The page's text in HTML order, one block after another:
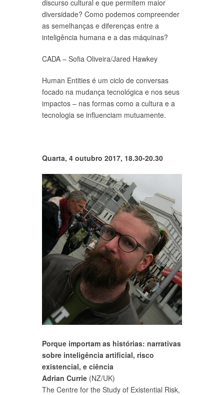
discurso cultural e que permitem maior
diversidade? Como podemos compreender
as semelhanças e diferenças entre a
inteligência humana e a das máquinas?
CADA – Sofia Oliveira/Jared Hawkey
Human Entities é um ciclo de conversas
focado na mudança tecnológica e nos seus
impactos – nas formas como a cultura e a
tecnologia se influenciam mutuamente.
Quarta, 4 outubro 2017, 18.30-20.30
Porque importam as histórias: narrativas
sobre inteligência artificial, risco
existencial, e ciência
Adrian Currie (NZ/UK)
The Centre for the Study of Existential Risk,